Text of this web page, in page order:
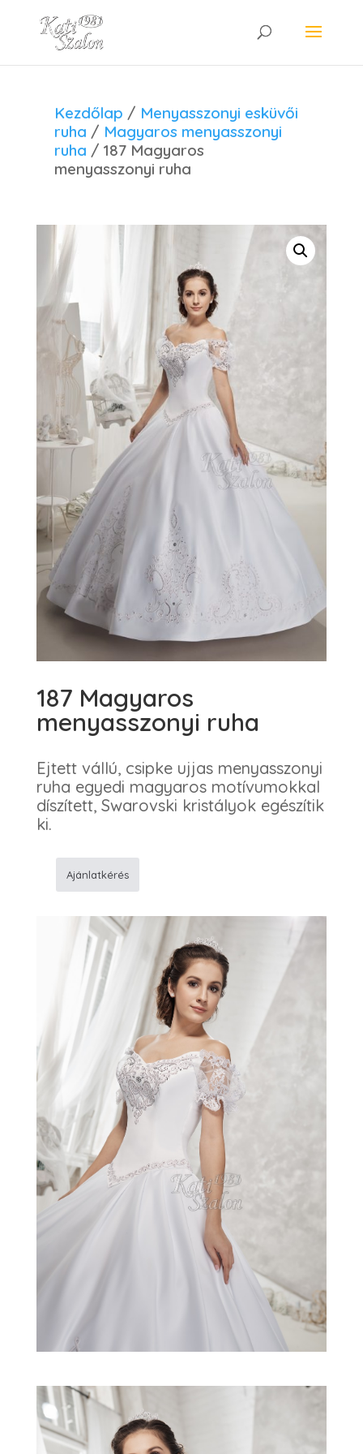
Kezdőlap / Menyasszonyi esküvői
ruha / Magyaros menyasszonyi
ruha / 187 Magyaros
menyasszonyi ruha
187 Magyaros
menyasszonyi ruha
Ejtett vállú, csipke ujjas menyasszonyi
ruha egyedi magyaros motívumokkal
díszített, Swarovski kristályok egészítik
ki.
menyasszonyi
mennyiség
Ajánlatkérés